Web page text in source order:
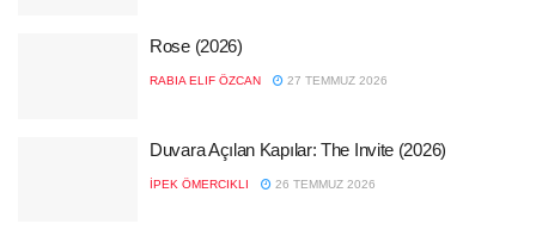
Rose (2026)
RABIA ELIF ÖZCAN 27 TEMMUZ 2026
Duvara Açılan Kapılar: The Invite (2026)
İPEK ÖMERCIKLI 26 TEMMUZ 2026